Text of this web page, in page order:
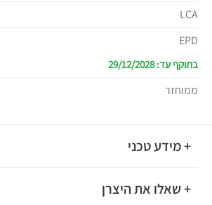
LCA
EPD
בתוקף עד: 29/12/2028
ממוחזר
+ מידע טכני
+ שאלו את היצרן